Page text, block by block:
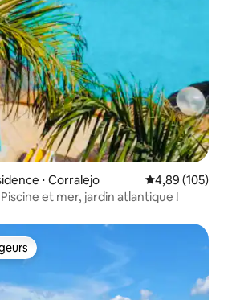
⋅ Corralejo Évaluation
4,89 (105)
et mer, jardin atlantique !